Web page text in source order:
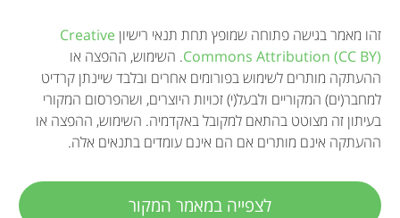
זהו מאמר בגישה פתוחה שמופץ תחת תנאי רישיון Creative
Commons Attribution (CC BY). השימוש, ההפצה או
ההעתקה מותרים לשימוש בפורומים אחרים ובלבד שיינתן קרדיט
למחבר(ים) המקוריים ולבעל(י) זכויות היוצרים, ושהפרסום המקורי
בעיתון זה מצוטט בהתאם למקובל באקדמיה. השימוש, ההפצה או
ההעתקה אינם מותרים אם הם אינם עומדים בתנאים אלה.
לצפייה במאמר המקור